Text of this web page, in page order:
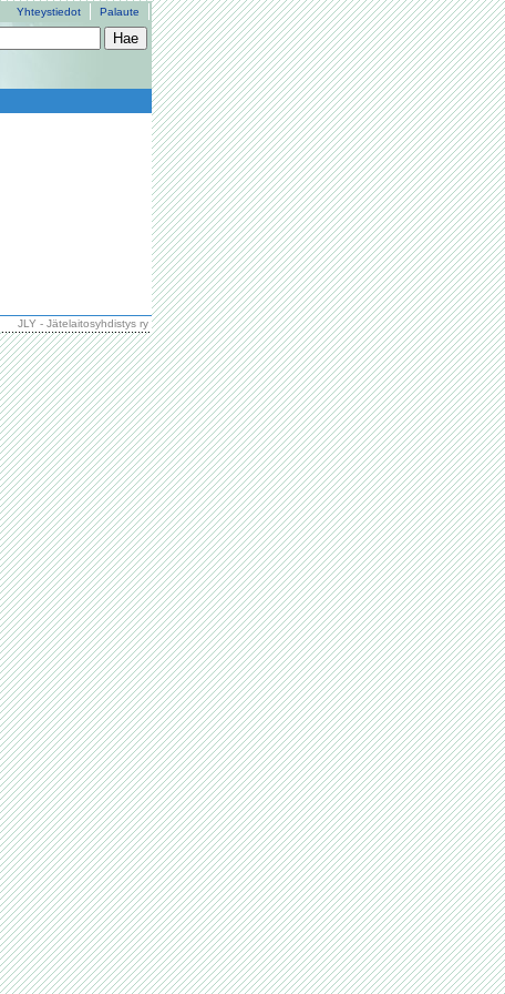
Yhteystiedot Palaute
JLY - Jätelaitosyhdistys ry